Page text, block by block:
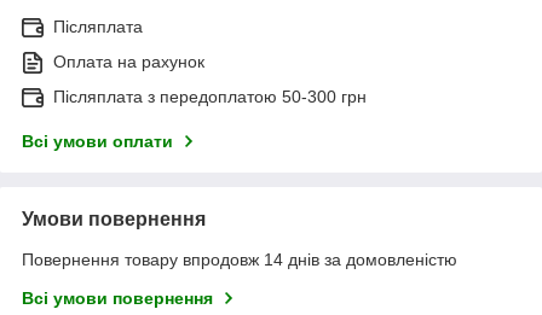
Післяплата
Оплата на рахунок
Післяплата з передоплатою 50-300 грн
Всі умови оплати
Умови повернення
Повернення товару впродовж 14 днів за домовленістю
Всі умови повернення